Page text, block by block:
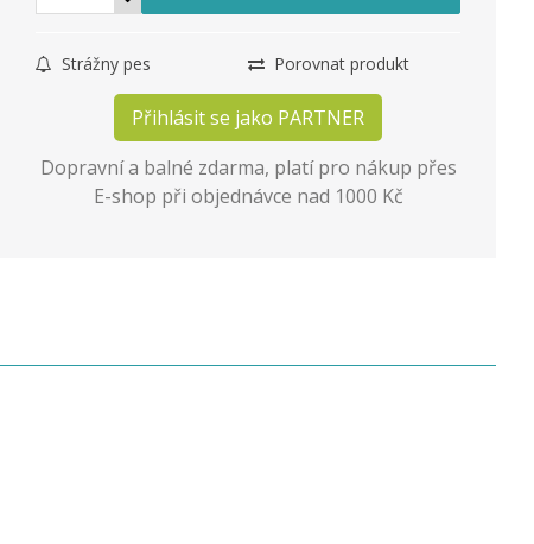
Strážny pes Porovnat produkt
Přihlásit se jako PARTNER
Dopravní a balné zdarma, platí pro nákup přes
E-shop při objednávce nad 1000 Kč